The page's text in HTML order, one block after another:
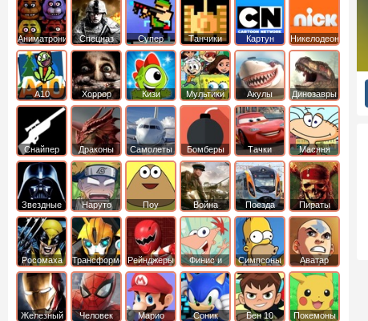
Аниматроники Спецназ
Супер
бойцы
Танчики
Картун
нетворк
Никелодеон
А10 Хоррор Кизи Мультики Акулы Динозавры
Снайпер Драконы Самолеты Бомберы Тачки Масяня
Звездные
войны
Наруто Поу Война Поезда
Пираты
Карибского
Моря
Росомаха ТрансформерыРейнджеры
Самураи
Финис и
Ферб
Симпсоны
Аватар
легенда об
Аанге
Железный
Человек
Марио Соник Бен 10 Покемоны